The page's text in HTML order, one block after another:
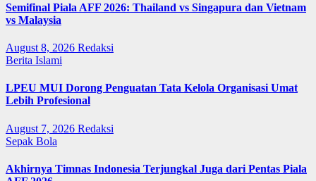
Semifinal Piala AFF 2026: Thailand vs Singapura dan Vietnam
vs Malaysia
August 8, 2026 Redaksi
Berita Islami
LPEU MUI Dorong Penguatan Tata Kelola Organisasi Umat
Lebih Profesional
August 7, 2026 Redaksi
Sepak Bola
Akhirnya Timnas Indonesia Terjungkal Juga dari Pentas Piala